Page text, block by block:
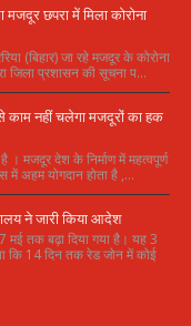
छपरा में मिला कोरोना
(बिहार) जा रहे मजदूर के कोरोना
जिला प्रशासन की सूचना प...
काम नहीं चलेगा मजदूरों का हक
। मजदूर देश के निर्माण में महत्वपूर्ण
अहम योगदान होता है ,...
ने जारी किया आदेश
तक बढ़ा दिया गया है। यह 3
कि 14 दिन तक रेड जोन में कोई